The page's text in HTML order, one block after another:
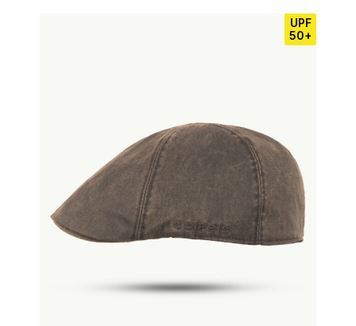
UPF
50+